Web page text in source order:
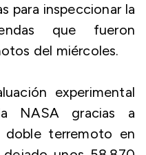
para inspeccionar la
que fueron
del miércoles.
experimental
NASA gracias a
doble terremoto en